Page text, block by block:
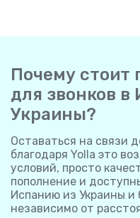
Почему стоит
для звонков
Украины?
Оставаться на связи
благодаря Yolla это
условий, просто
пополнение и
Испанию из Украины и
независимо от